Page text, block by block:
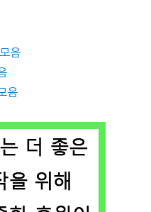
음
음